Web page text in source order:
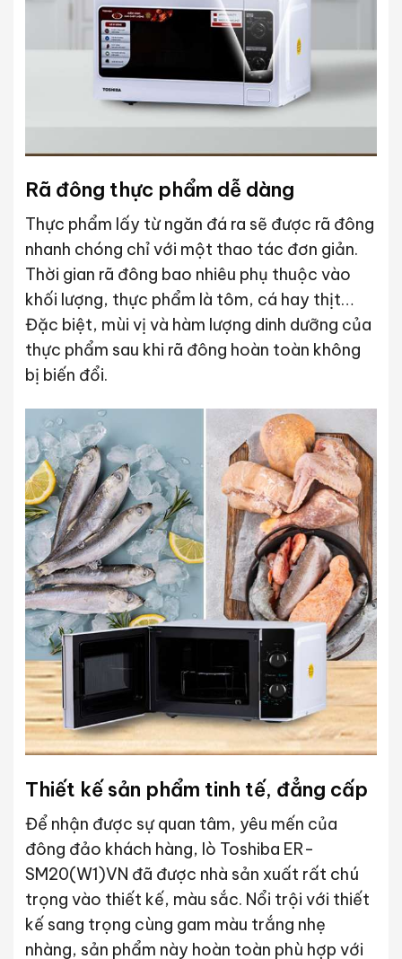
Rã đông thực phẩm dễ dàng
Thực phẩm lấy từ ngăn đá ra sẽ được rã đông
nhanh chóng chỉ với một thao tác đơn giản.
Thời gian rã đông bao nhiêu phụ thuộc vào
khối lượng, thực phẩm là tôm, cá hay thịt…
Đặc biệt, mùi vị và hàm lượng dinh dưỡng của
thực phẩm sau khi rã đông hoàn toàn không
bị biến đổi.
Thiết kế sản phẩm tinh tế, đẳng cấp
Để nhận được sự quan tâm, yêu mến của
đông đảo khách hàng, lò Toshiba ER-
SM20(W1)VN đã được nhà sản xuất rất chú
trọng vào thiết kế, màu sắc. Nổi trội với thiết
kế sang trọng cùng gam màu trắng nhẹ
nhàng, sản phẩm này hoàn toàn phù hợp với